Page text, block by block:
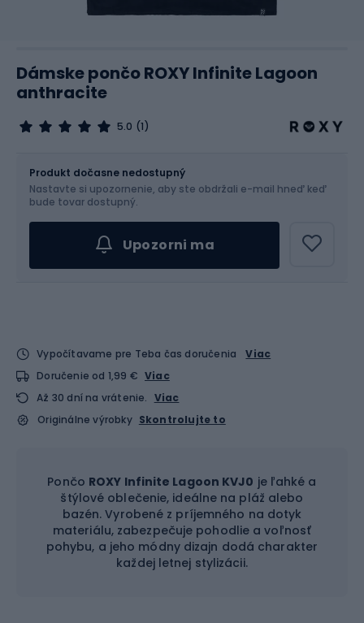
Dámske pončo ROXY Infinite Lagoon
anthracite
5.0 (1)
Produkt dočasne nedostupný
Nastavte si upozornenie, aby ste obdržali e-mail hneď keď
bude tovar dostupný.
Upozorni ma
Vypočítavame pre Teba čas doručenia
Viac
Doručenie od 1,99 € Viac
Až 30 dní na vrátenie. Viac
Originálne výrobky Skontrolujte to
Pončo ROXY Infinite Lagoon KVJ0 je ľahké a
štýlové oblečenie, ideálne na pláž alebo
bazén. Vyrobené z príjemného na dotyk
materiálu, zabezpečuje pohodlie a voľnosť
pohybu, a jeho módny dizajn dodá charakter
každej letnej stylizácii.